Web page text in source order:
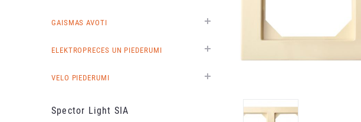
GAISMAS AVOTI
ELEKTROPRECES UN PIEDERUMI
VELO PIEDERUMI
Spector Light SIA